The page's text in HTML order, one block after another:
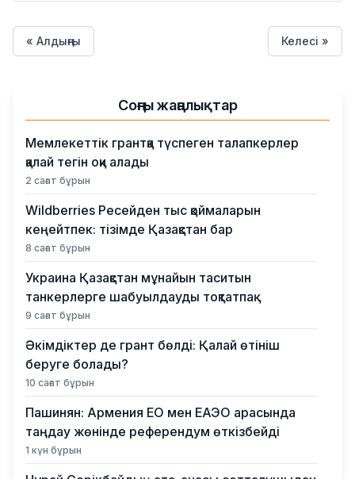
« Алдыңғы Келесі »
Соңғы жаңалықтар
Мемлекеттік грантқа түспеген талапкерлер
қалай тегін оқи алады
2 сағат бұрын
Wildberries Ресейден тыс қоймаларын
кеңейтпек: тізімде Қазақстан бар
8 сағат бұрын
Украина Қазақстан мұнайын таситын
танкерлерге шабуылдауды тоқтатпақ
9 сағат бұрын
Әкімдіктер де грант бөлді: Қалай өтініш
беруге болады?
10 сағат бұрын
Пашинян: Армения ЕО мен ЕАЭО арасында
таңдау жөнінде референдум өткізбейді
1 күн бұрын